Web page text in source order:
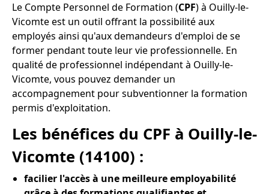
Le Compte Personnel de Formation (CPF) à Ouilly-le-
Vicomte est un outil offrant la possibilité aux
employés ainsi qu'aux demandeurs d'emploi de se
former pendant toute leur vie professionnelle. En
qualité de professionnel indépendant à Ouilly-le-
Vicomte, vous pouvez demander un
accompagnement pour subventionner la formation
permis d'exploitation.
Les bénéfices du CPF à Ouilly-le-
Vicomte (14100) :
facilier l'accès à une meilleure employabilité